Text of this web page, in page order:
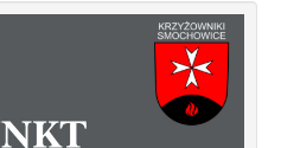
zmiany w
Smochowice